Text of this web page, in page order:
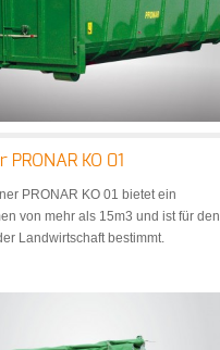
PRONAR KO 01
PRONAR KO 01 bietet ein
von mehr als 15m3 und ist für den
Landwirtschaft bestimmt.